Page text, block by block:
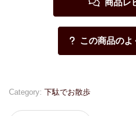
Category: 下駄でお散歩